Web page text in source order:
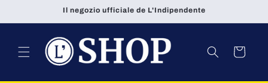
direttamente
ai contenuti
Il negozio ufficiale de L'Indipendente
Carrello